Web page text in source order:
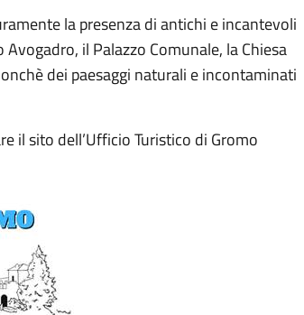
la presenza di antichi e incantevoli
il Palazzo Comunale, la Chiesa
dei paesaggi naturali e incontaminati
il sito dell’Ufficio Turistico di Gromo